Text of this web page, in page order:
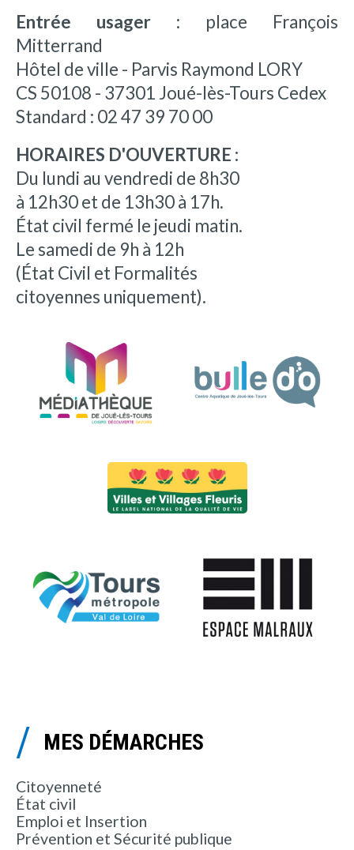
Entrée usager : place François
Mitterrand
Hôtel de ville - Parvis Raymond LORY
CS 50108 - 37301 Joué-lès-Tours Cedex
Standard : 02 47 39 70 00
HORAIRES D'OUVERTURE :
Du lundi au vendredi de 8h30
à 12h30 et de 13h30 à 17h.
État civil fermé le jeudi matin.
Le samedi de 9h à 12h
(État Civil et Formalités
citoyennes uniquement).
MES DÉMARCHES
Citoyenneté
État civil
Emploi et Insertion
Prévention et Sécurité publique